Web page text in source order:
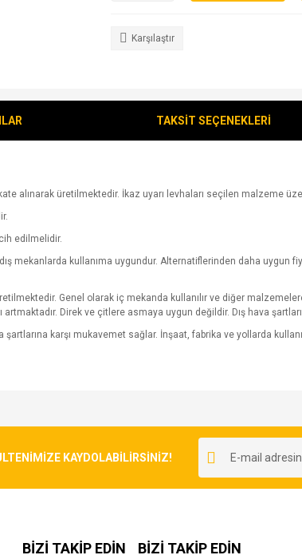
Karşılaştır
TAKSİT SEÇENEKLERİ
alınarak üretilmektedir. İkaz uyarı levhaları seçilen malzeme
edilmelidir.
mekanlarda kullanıma uygundur. Alternatiflerinden daha uygun
Genel olarak iç mekanda kullanılır ve diğer
artmaktadır. Direk ve çitlere asmaya uygun değildir. Dış hava
karşı mukavemet sağlar. İnşaat, fabrika ve yollarda
KAYDOLABİLİRSİNİZ!
BİZİ TAKİP EDİN BİZİ TAKİP EDİN